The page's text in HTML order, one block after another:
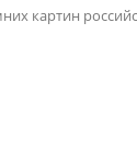
картин